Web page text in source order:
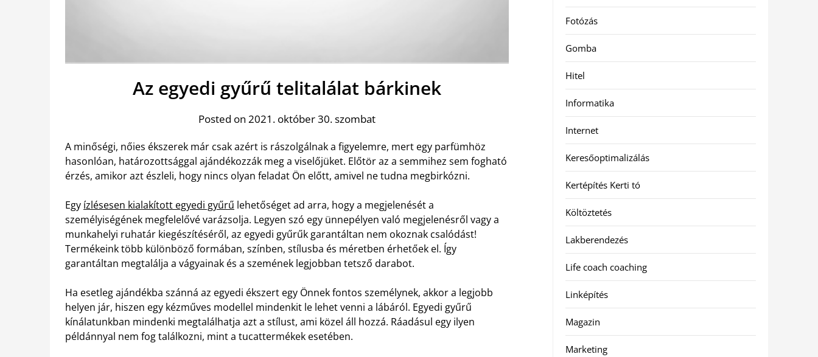
Az egyedi gyűrű telitalálat bárkinek
Posted on 2021. október 30. szombat
A minőségi, nőies ékszerek már csak azért is rászolgálnak a figyelemre, mert egy parfümhöz
hasonlóan, határozottsággal ajándékozzák meg a viselőjüket. Előtör az a semmihez sem fogható
érzés, amikor azt észleli, hogy nincs olyan feladat Ön előtt, amivel ne tudna megbirkózni.
Egy ízlésesen kialakított egyedi gyűrű lehetőséget ad arra, hogy a megjelenését a
személyiségének megfelelővé varázsolja. Legyen szó egy ünnepélyen való megjelenésről vagy a
munkahelyi ruhatár kiegészítéséről, az egyedi gyűrűk garantáltan nem okoznak csalódást!
Termékeink több különböző formában, színben, stílusba és méretben érhetőek el. Így
garantáltan megtalálja a vágyainak és a szemének legjobban tetsző darabot.
Ha esetleg ajándékba szánná az egyedi ékszert egy Önnek fontos személynek, akkor a legjobb
helyen jár, hiszen egy kézműves modellel mindenkit le lehet venni a lábáról. Egyedi gyűrű
kínálatunkban mindenki megtalálhatja azt a stílust, ami közel áll hozzá. Ráadásul egy ilyen
példánnyal nem fog találkozni, mint a tucattermékek esetében.
Fotózás
Gomba
Hitel
Informatika
Internet
Keresőoptimalizálás
Kertépítés Kerti tó
Költöztetés
Lakberendezés
Life coach coaching
Linképítés
Magazin
Marketing